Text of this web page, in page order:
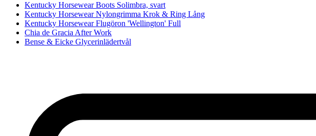
Kentucky Horsewear Boots Solimbra, svart
Kentucky Horsewear Nylongrimma Krok & Ring Lång
Kentucky Horsewear Flugöron 'Wellington' Full
Chia de Gracia After Work
Bense & Eicke Glycerinlädertvål